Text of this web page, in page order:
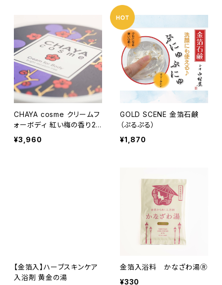
CHAYA cosme クリームフ
ォーボディ 紅い梅の香り20
0g（ボディクリーム）
¥3,960
GOLD SCENE 金箔石鹸
（ぷるぷる）
¥1,870
【金箔入】ハーブスキンケア
入浴剤 黄金の湯
金箔入浴料 かなざわ湯Ⓡ
¥330